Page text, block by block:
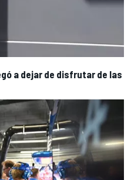
a dejar de disfrutar de las